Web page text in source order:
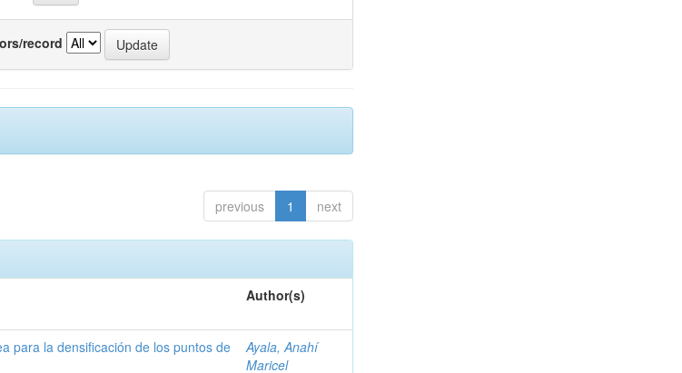
record
previous 1 next
Author(s)
para la densificación de los puntos de
Ayala, Anahí
Maricel